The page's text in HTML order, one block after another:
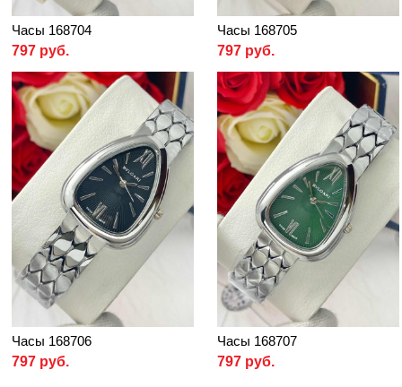
Часы 168704
797 руб.
Часы 168705
797 руб.
Часы 168706
797 руб.
Часы 168707
797 руб.